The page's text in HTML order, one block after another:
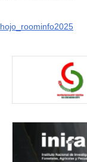
hojo_roominfo2025